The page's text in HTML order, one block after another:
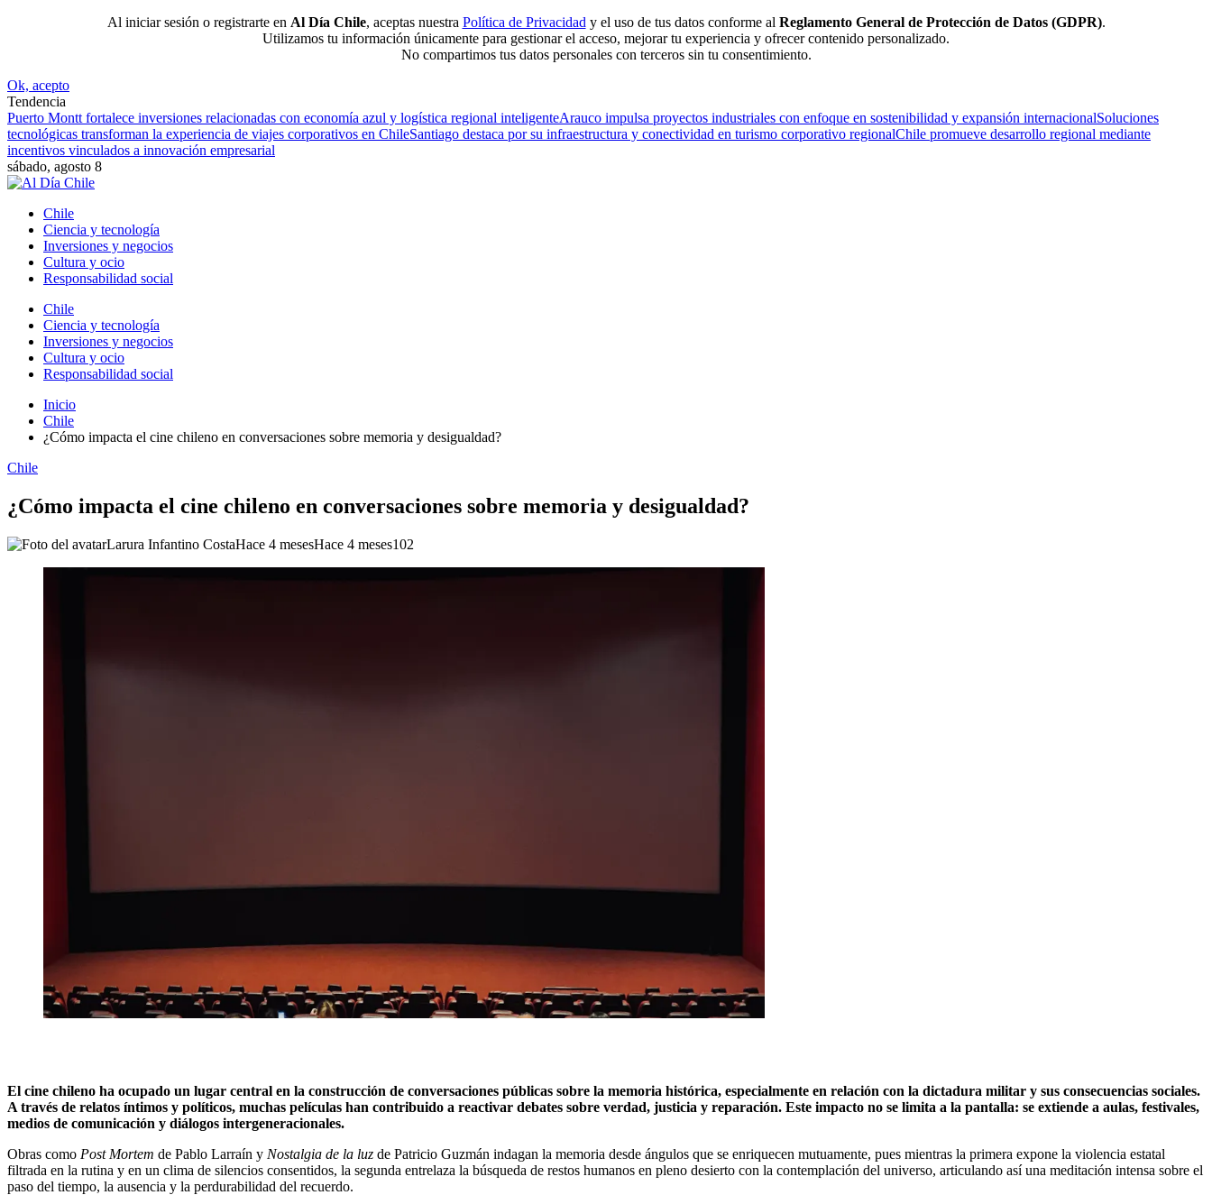
Al iniciar sesión o registrarte en Al Día Chile, aceptas nuestra Política de Privacidad y el uso de tus datos conforme al Reglamento General de Protección de Datos (GDPR).
Utilizamos tu información únicamente para gestionar el acceso, mejorar tu experiencia y ofrecer contenido personalizado.
No compartimos tus datos personales con terceros sin tu consentimiento.
Ok, acepto
Tendencia
Puerto Montt fortalece inversiones relacionadas con economía azul y logística regional inteligenteArauco impulsa proyectos industriales con enfoque en sostenibilidad y expansión internacionalSoluciones
tecnológicas transforman la experiencia de viajes corporativos en ChileSantiago destaca por su infraestructura y conectividad en turismo corporativo regionalChile promueve desarrollo regional mediante
incentivos vinculados a innovación empresarial
sábado, agosto 8
Chile
Ciencia y tecnología
Inversiones y negocios
Cultura y ocio
Responsabilidad social
Chile
Ciencia y tecnología
Inversiones y negocios
Cultura y ocio
Responsabilidad social
Inicio
Chile
¿Cómo impacta el cine chileno en conversaciones sobre memoria y desigualdad?
Chile
¿Cómo impacta el cine chileno en conversaciones sobre memoria y desigualdad?
Larura Infantino CostaHace 4 mesesHace 4 meses102
El cine chileno ha ocupado un lugar central en la construcción de conversaciones públicas sobre la memoria histórica, especialmente en relación con la dictadura militar y sus consecuencias sociales.
A través de relatos íntimos y políticos, muchas películas han contribuido a reactivar debates sobre verdad, justicia y reparación. Este impacto no se limita a la pantalla: se extiende a aulas, festivales,
medios de comunicación y diálogos intergeneracionales.
Obras como Post Mortem de Pablo Larraín y Nostalgia de la luz de Patricio Guzmán indagan la memoria desde ángulos que se enriquecen mutuamente, pues mientras la primera expone la violencia estatal
filtrada en la rutina y en un clima de silencios consentidos, la segunda entrelaza la búsqueda de restos humanos en pleno desierto con la contemplación del universo, articulando así una meditación intensa sobre el
paso del tiempo, la ausencia y la perdurabilidad del recuerdo.